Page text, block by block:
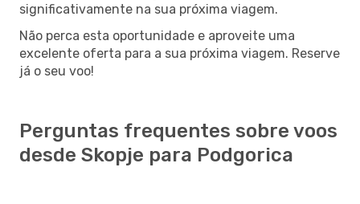
significativamente na sua próxima viagem.
Não perca esta oportunidade e aproveite uma
excelente oferta para a sua próxima viagem. Reserve
já o seu voo!
Perguntas frequentes sobre voos
desde Skopje para Podgorica